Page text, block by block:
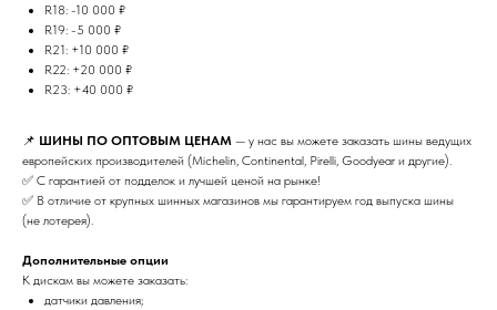
R18: -10 000 ₽
R19: -5 000 ₽
R21: +10 000 ₽
R22: +20 000 ₽
R23: +40 000 ₽
📌 ШИНЫ ПО ОПТОВЫМ ЦЕНАМ — у нас вы можете заказать шины ведущих
европейских производителей (Michelin, Continental, Pirelli, Goodyear и другие).
✅ С гарантией от подделок и лучшей ценой на рынке!
✅ В отличие от крупных шинных магазинов мы гарантируем год выпуска шины
(не лотерея).
Дополнительные опции
К дискам вы можете заказать:
датчики давления;